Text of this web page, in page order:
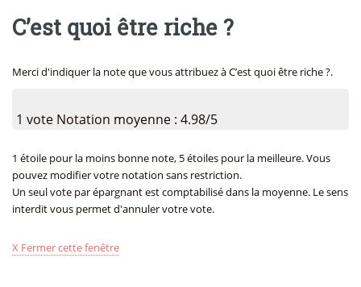
C’est quoi être riche ?
Merci d'indiquer la note que vous attribuez à C’est quoi être riche ?.
1 vote Notation moyenne : 4.98/5
1 étoile pour la moins bonne note, 5 étoiles pour la meilleure. Vous
pouvez modifier votre notation sans restriction.
Un seul vote par épargnant est comptabilisé dans la moyenne. Le sens
interdit vous permet d'annuler votre vote.
X Fermer cette fenêtre